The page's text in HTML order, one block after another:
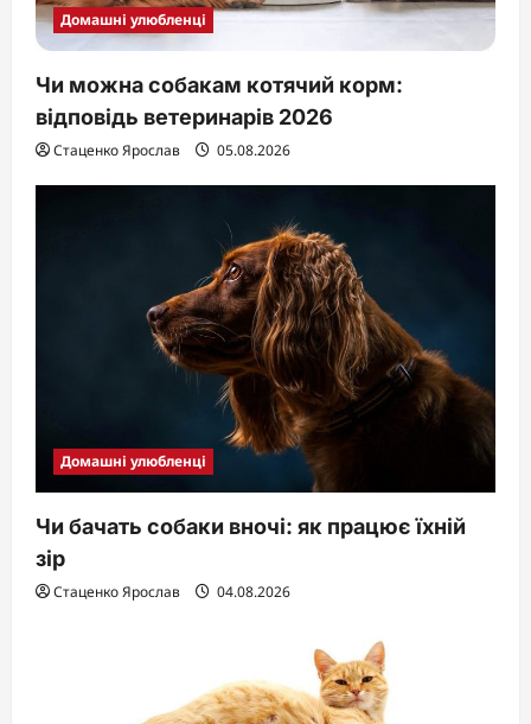
Домашні улюбленці
Чи можна собакам котячий корм:
відповідь ветеринарів 2026
Стаценко Ярослав 05.08.2026
Домашні улюбленці
Чи бачать собаки вночі: як працює їхній
зір
Стаценко Ярослав 04.08.2026